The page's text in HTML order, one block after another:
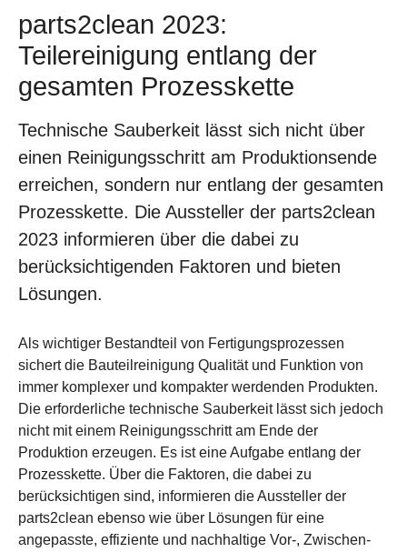
parts2clean 2023:
Teilereinigung entlang der
gesamten Prozesskette
Technische Sauberkeit lässt sich nicht über
einen Reinigungsschritt am Produktionsende
erreichen, sondern nur entlang der gesamten
Prozesskette. Die Aussteller der parts2clean
2023 informieren über die dabei zu
berücksichtigenden Faktoren und bieten
Lösungen.
Als wichtiger Bestandteil von Fertigungsprozessen
sichert die Bauteilreinigung Qualität und Funktion von
immer komplexer und kompakter werdenden Produkten.
Die erforderliche technische Sauberkeit lässt sich jedoch
nicht mit einem Reinigungsschritt am Ende der
Produktion erzeugen. Es ist eine Aufgabe entlang der
Prozesskette. Über die Faktoren, die dabei zu
berücksichtigen sind, informieren die Aussteller der
parts2clean ebenso wie über Lösungen für eine
angepasste, effiziente und nachhaltige Vor-, Zwischen-